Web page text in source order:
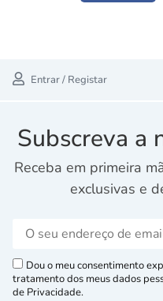
Entrar / Registar
Subscreva a
Receba em primeira
exclusivas e
Dou o meu consentimento
tratamento dos meus dados
de Privacidade.